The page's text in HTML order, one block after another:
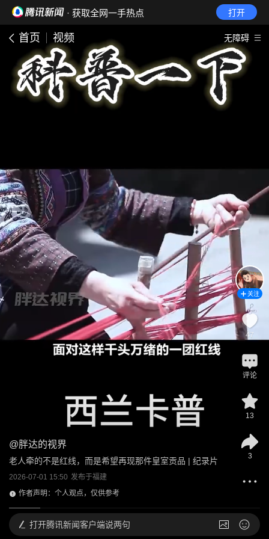
· 获取全网一手热点 打开
首页 视频 无障碍
@胖达的视界
老人牵的不是红线，而是希望再现那件皇室贡品 | 纪录片
2026-07-01 15:50 发布于福建
作者声明：个人观点，仅供参考
关注
47
评论
13
3
打开腾讯新闻客户端说两句